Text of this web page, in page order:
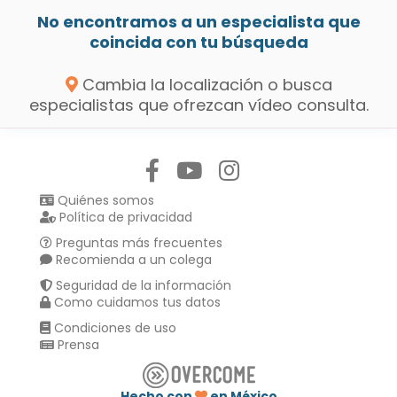
No encontramos a un especialista que
coincida con tu búsqueda
Cambia la localización o busca
especialistas que ofrezcan vídeo consulta.
Quiénes somos
Política de privacidad
Preguntas más frecuentes
Recomienda a un colega
Seguridad de la información
Como cuidamos tus datos
Condiciones de uso
Prensa